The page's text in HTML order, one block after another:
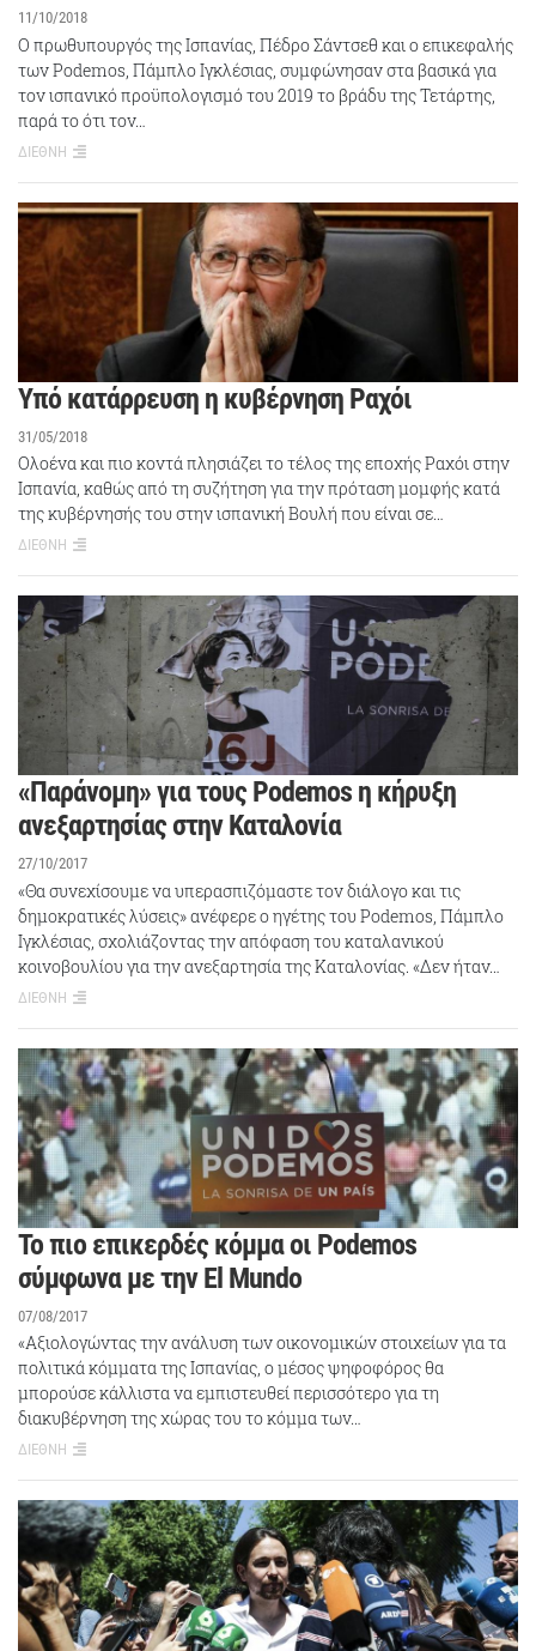
11/10/2018
Ο πρωθυπουργός της Ισπανίας, Πέδρο Σάντσεθ και ο επικεφαλής
των Podemos, Πάμπλο Ιγκλέσιας, συμφώνησαν στα βασικά για
τον ισπανικό προϋπολογισμό του 2019 το βράδυ της Τετάρτης,
παρά το ότι τον…
ΔΙΕΘΝΗ
Υπό κατάρρευση η κυβέρνηση Ραχόι
31/05/2018
Ολοένα και πιο κοντά πλησιάζει το τέλος της εποχής Ραχόι στην
Ισπανία, καθώς από τη συζήτηση για την πρόταση μομφής κατά
της κυβέρνησής του στην ισπανική Βουλή που είναι σε…
ΔΙΕΘΝΗ
«Παράνομη» για τους Podemos η κήρυξη
ανεξαρτησίας στην Καταλονία
27/10/2017
«Θα συνεχίσουμε να υπερασπιζόμαστε τον διάλογο και τις
δημοκρατικές λύσεις» ανέφερε ο ηγέτης του Podemos, Πάμπλο
Ιγκλέσιας, σχολιάζοντας την απόφαση του καταλανικού
κοινοβουλίου για την ανεξαρτησία της Καταλονίας. «Δεν ήταν…
ΔΙΕΘΝΗ
Το πιο επικερδές κόμμα οι Podemos
σύμφωνα με την El Mundo
07/08/2017
«Αξιολογώντας την ανάλυση των οικονομικών στοιχείων για τα
πολιτικά κόμματα της Ισπανίας, ο μέσος ψηφοφόρος θα
μπορούσε κάλλιστα να εμπιστευθεί περισσότερο για τη
διακυβέρνηση της χώρας του το κόμμα των…
ΔΙΕΘΝΗ